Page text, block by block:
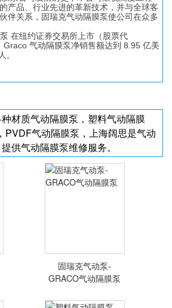
产品、行业先进的革新技术，并与全球客
伴关系，固瑞克气动隔膜泵使公司在众多
在纽约证券交易所上市（股票代
气动隔膜泵净销售额达到 8.95 亿美
。
材质气动隔膜泵，塑料气动隔膜
PVDF气动隔膜泵，上海阔思是气动
供气动隔膜泵维修服务。
固瑞克气动泵-
GRACO气动隔膜泵